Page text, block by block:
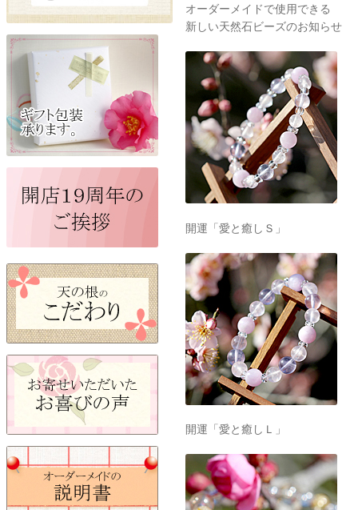
オーダーメイドで使用できる
新しい天然石ビーズのお知らせ
開運「愛と癒しＳ」
開運「愛と癒しＬ」